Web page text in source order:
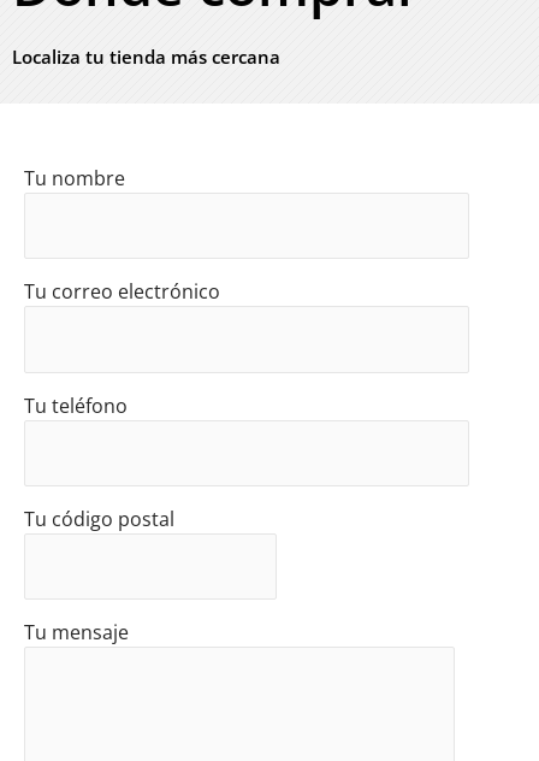
Localiza tu tienda más cercana
Tu nombre
Tu correo electrónico
Tu teléfono
Tu código postal
Tu mensaje